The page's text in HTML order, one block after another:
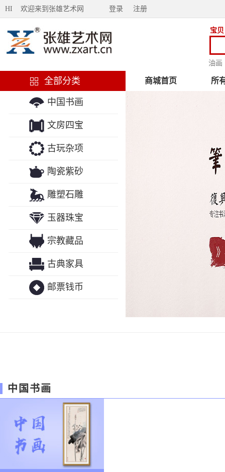
HI 欢迎来到张雄艺术网 登录 注册
宝贝
油画
全部分类
中国书画
文房四宝
古玩杂项
陶瓷紫砂
雕塑石雕
玉器珠宝
宗教藏品
古典家具
邮票钱币
商城首页 所
中国书画